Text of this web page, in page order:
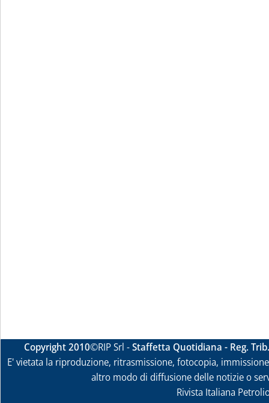
Copyright 2010©RIP Srl -Staffetta Quotidiana - Reg.
E' vietata la riproduzione, ritrasmissione, fotocopia,
altro modo di diffusione delle notizie o
Rivista Italiana